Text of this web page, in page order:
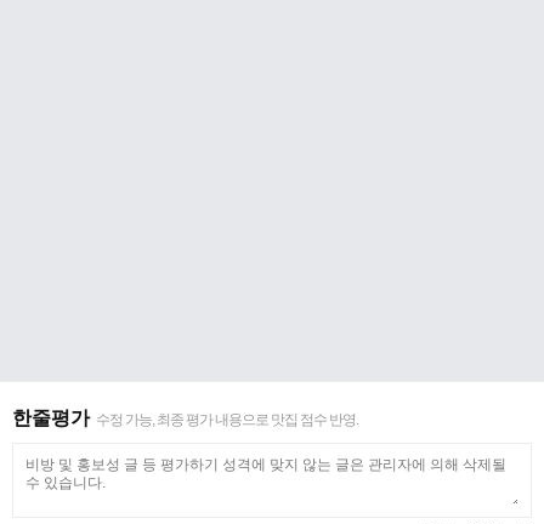
한줄평가 수정 가능, 최종 평가 내용으로 맛집 점수 반영.